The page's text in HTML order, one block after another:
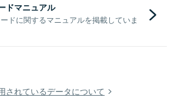
ドマニュアル
ドに関するマニュアルを掲載していま
されているデータについて